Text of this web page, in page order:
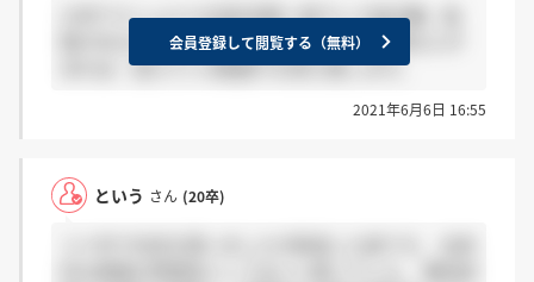
22卒でナショナル社員(世間一般でいう総合職、転
勤がある)で内定を頂いた者です。 何か質問などが
あれば、覚えている範囲でお答え致します。
会員登録して閲覧する（無料）
2021年6月6日 16:55
という さん (20卒)